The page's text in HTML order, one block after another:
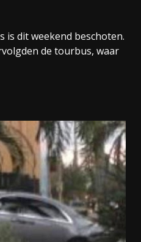
is dit weekend beschoten.
de tourbus, waar